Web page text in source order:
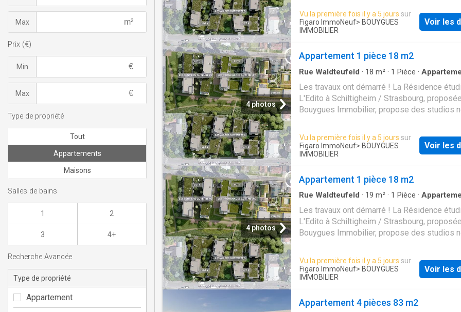
logements sont meublés, équipés et gérés
Belles Années, avec des espaces communs
avec une rentabilité moyenne à 4%. Avec le
garantis, fiscalité avantageuse. pour découvrir
résidence et rencontrez nos équipes
Vu la première fois il y a 5 jours sur
Figaro ImmoNeuf> BOUYGUES
IMMOBILIER
Voir les
4 photos
Appartement 1 pièce 18 m2
Rue Waldteufeld · 18 m² · 1 Pièce ·
Les travaux ont démarré ! La Résidence
L'Edito à Schiltigheim / Strasbourg,
Bouygues Immobilier, propose des studios
logements sont meublés, équipés et gérés
Belles Années, avec des espaces communs
avec une rentabilité moyenne à 4%. Avec le
garantis, fiscalité avantageuse. pour découvrir
résidence et rencontrez nos équipes
Vu la première fois il y a 5 jours sur
Figaro ImmoNeuf> BOUYGUES
IMMOBILIER
Voir les
4 photos
Appartement 1 pièce 18 m2
Rue Waldteufeld · 19 m² · 1 Pièce ·
Les travaux ont démarré ! La Résidence
L'Edito à Schiltigheim / Strasbourg,
Bouygues Immobilier, propose des studios
stratégique et de nombreuses commodités.
logements sont meublés, équipés et gérés
Belles Années, avec des espaces communs
avec une rentabilité moyenne à 4%. Avec le
Vu la première fois il y a 5 jours sur
Figaro ImmoNeuf> BOUYGUES
IMMOBILIER
Voir les
Appartement 4 pièces 83 m2
Max
Prix (€)
Min
Max
Type de propriété
Tout
Appartements
Maisons
Salles de bains
1 2
3 4+
Recherche Avancée
Type de propriété
Appartement